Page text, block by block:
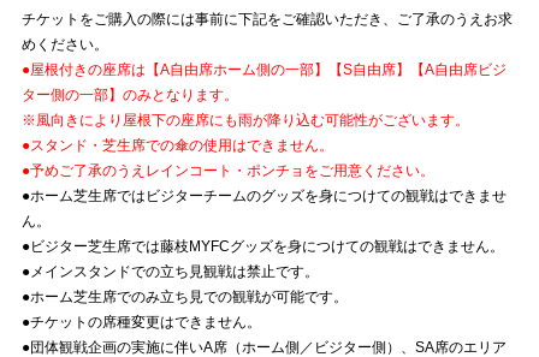
チケットをご購入の際には事前に下記をご確認いただき、ご了承のうえお求
めください。
●屋根付きの座席は【A自由席ホーム側の一部】【S自由席】【A自由席ビジ
ター側の一部】のみとなります。
※風向きにより屋根下の座席にも雨が降り込む可能性がございます。
●スタンド・芝生席での傘の使用はできません。
●予めご了承のうえレインコート・ポンチョをご用意ください。
●ホーム芝生席ではビジターチームのグッズを身につけての観戦はできませ
ん。
●ビジター芝生席では藤枝MYFCグッズを身につけての観戦はできません。
●メインスタンドでの立ち見観戦は禁止です。
●ホーム芝生席でのみ立ち見での観戦が可能です。
●チケットの席種変更はできません。
●団体観戦企画の実施に伴いA席（ホーム側／ビジター側）、SA席のエリア